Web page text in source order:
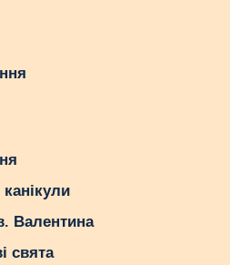
Валентина
свята